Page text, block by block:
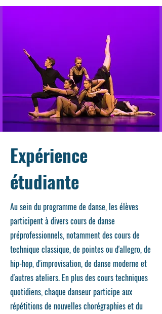
Expérience
étudiante
Au sein du programme de danse, les élèves
participent à divers cours de danse
préprofessionnels, notamment des cours de
technique classique, de pointes ou d'allegro, de
hip-hop, d'improvisation, de danse moderne et
d'autres ateliers. En plus des cours techniques
quotidiens, chaque danseur participe aux
répétitions de nouvelles chorégraphies et du